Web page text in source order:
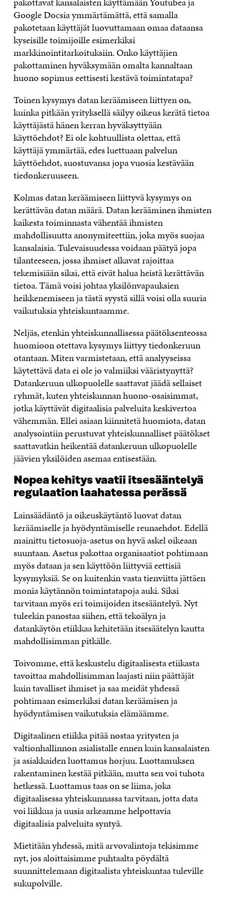
Google Docsia ymmärtämättä, että samalla
pakotetaan käyttäjät luovuttamaan omaa dataansa
kyseisille toimijoille esimerkiksi
markkinointitarkoituksiin. Onko käyttäjien
pakottaminen hyväksymään omalta kannaltaan
huono sopimus eettisesti kestävä toimintatapa?
Toinen kysymys datan keräämiseen liittyen on,
kuinka pitkään yrityksellä säilyy oikeus kerätä tietoa
käyttäjästä hänen kerran hyväksyttyään
käyttöehdot? Ei ole kohtuullista olettaa, että
käyttäjä ymmärtää, edes luettuaan palvelun
käyttöehdot, suostuvansa jopa vuosia kestävään
tiedonkeruuseen.
Kolmas datan keräämiseen liittyvä kysymys on
kerättävän datan määrä. Datan kerääminen ihmisten
kaikesta toiminnasta vähentää ihmisten
mahdollisuutta anonymiteettiin, joka myös suojaa
kansalaisia. Tulevaisuudessa voidaan päätyä jopa
tilanteeseen, jossa ihmiset alkavat rajoittaa
tekemisiään siksi, että eivät halua heistä kerättävän
tietoa. Tämä voisi johtaa yksilönvapauksien
heikkenemiseen ja tästä syystä sillä voisi olla suuria
vaikutuksia yhteiskuntaamme.
Neljäs, etenkin yhteiskunnallisessa päätöksenteossa
huomioon otettava kysymys liittyy tiedonkeruun
otantaan. Miten varmistetaan, että analyyseissa
käytettävä data ei ole jo valmiiksi vääristynyttä?
Datankeruun ulkopuolelle saattavat jäädä sellaiset
ryhmät, kuten yhteiskunnan huono-osaisimmat,
jotka käyttävät digitaalisia palveluita keskivertoa
vähemmän. Ellei asiaan kiinnitetä huomiota, datan
analysointiin perustuvat yhteiskunnalliset päätökset
saattavatkin heikentää datankeruun ulkopuolelle
jäävien yksilöiden asemaa entisestään.
Nopea kehitys vaatii itsesääntelyä
regulaation laahatessa perässä
Lainsäädäntö ja oikeuskäytäntö luovat datan
keräämiselle ja hyödyntämiselle reunaehdot. Edellä
mainittu tietosuoja-asetus on hyvä askel oikeaan
suuntaan. Asetus pakottaa organisaatiot pohtimaan
myös dataan ja sen käyttöön liittyviä eettisiä
kysymyksiä. Se on kuitenkin vasta tienviitta jättäen
monia käytännön toimintatapoja auki. Siksi
tarvitaan myös eri toimijoiden itsesääntelyä. Nyt
tuleekin panostaa siihen, että tekoälyn ja
datankäytön etiikkaa kehitetään itsesäätelyn kautta
mahdollisimman pitkälle.
Toivomme, että keskustelu digitaalisesta etiikasta
tavoittaa mahdollisimman laajasti niin päättäjät
kuin tavalliset ihmiset ja saa meidät yhdessä
pohtimaan esimerkiksi datan keräämisen ja
hyödyntämisen vaikutuksia elämäämme.
Digitaalinen etiikka pitää nostaa yritysten ja
valtionhallinnon asialistalle ennen kuin kansalaisten
ja asiakkaiden luottamus horjuu. Luottamuksen
rakentaminen kestää pitkään, mutta sen voi tuhota
hetkessä. Luottamus taas on se liima, joka
digitaalisessa yhteiskunnassa tarvitaan, jotta data
voi liikkua ja uusia arkeamme helpottavia
digitaalisia palveluita syntyä.
Mietitään yhdessä, mitä arvovalintoja tekisimme
nyt, jos aloittaisimme puhtaalta pöydältä
suunnittelemaan digitaalista yhteiskuntaa tuleville
sukupolville.